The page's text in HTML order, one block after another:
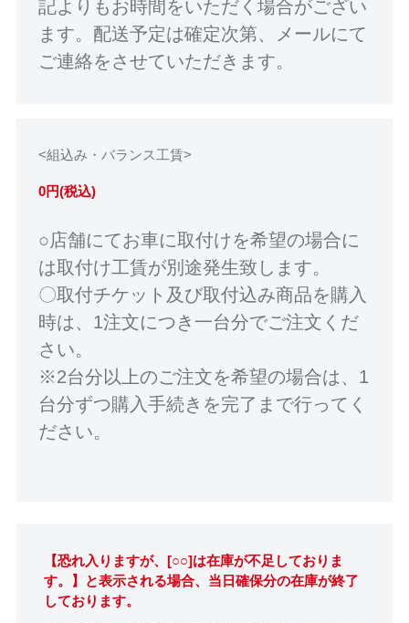
記よりもお時間をいただく場合がござい
ます。配送予定は確定次第、メールにて
ご連絡をさせていただきます。
<組込み・バランス工賃>
0円(税込)
○店舗にてお車に取付けを希望の場合に
は取付け工賃が別途発生致します。
〇取付チケット及び取付込み商品を購入
時は、1注文につき一台分でご注文くだ
さい。
※2台分以上のご注文を希望の場合は、1
台分ずつ購入手続きを完了まで行ってく
ださい。
【恐れ入りますが、[○○]は在庫が不足しておりま
す。】と表示される場合、当日確保分の在庫が終了
しております。